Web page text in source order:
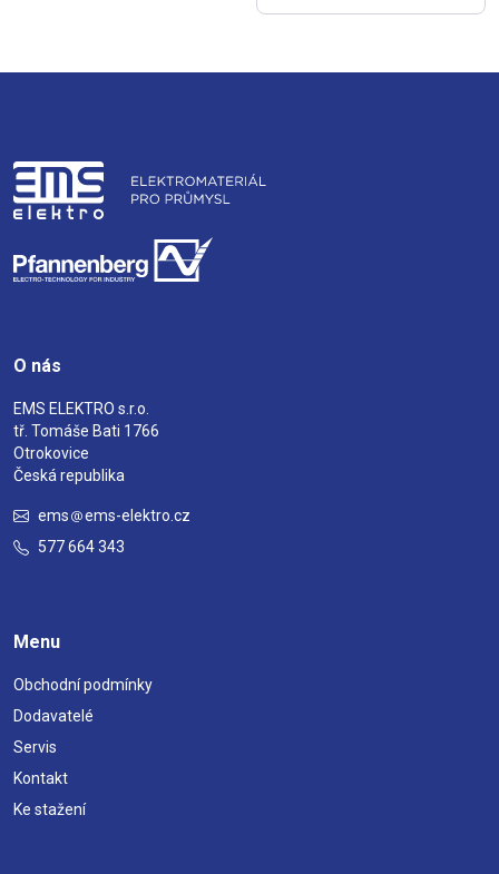
O nás
EMS ELEKTRO s.r.o.
tř. Tomáše Bati 1766
Otrokovice
Česká republika
ems
ems-elektro.cz
577 664 343
Menu
Obchodní podmínky
Dodavatelé
Servis
Kontakt
Ke stažení